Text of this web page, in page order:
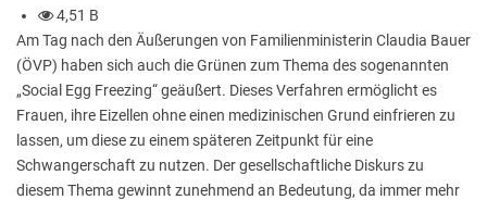
4,51 B
Am Tag nach den Äußerungen von Familienministerin Claudia Bauer
(ÖVP) haben sich auch die Grünen zum Thema des sogenannten
„Social Egg Freezing“ geäußert. Dieses Verfahren ermöglicht es
Frauen, ihre Eizellen ohne einen medizinischen Grund einfrieren zu
lassen, um diese zu einem späteren Zeitpunkt für eine
Schwangerschaft zu nutzen. Der gesellschaftliche Diskurs zu
diesem Thema gewinnt zunehmend an Bedeutung, da immer mehr